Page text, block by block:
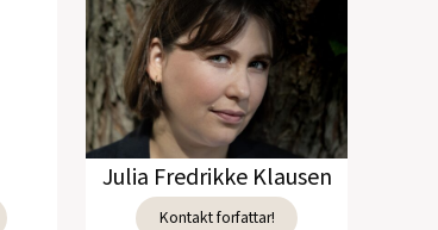
Julia Fredrikke Klausen
Kontakt forfattar!